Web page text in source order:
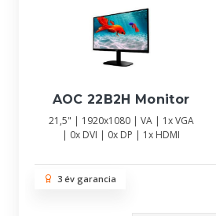
AOC 22B2H Monitor
21,5" | 1920x1080 | VA | 1x VGA
| 0x DVI | 0x DP | 1x HDMI
3 év garancia